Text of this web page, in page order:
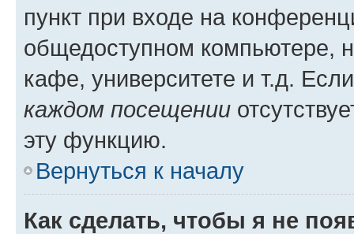
пункт при входе на
общедоступном компьютере,
кафе, университете и т.д.
каждом посещении
эту функцию.
Вернуться к началу
Как сделать, чтобы я не